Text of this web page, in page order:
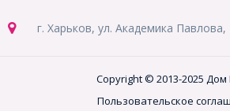
г. Харьков, ул. Академика Павлова,
Copyright © 2013-2025 Дом
Пользовательское